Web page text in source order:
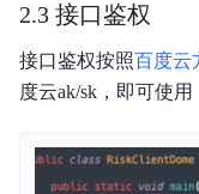
2.3 接口鉴权
接口鉴权按照百度云
度云ak/sk，即可使用